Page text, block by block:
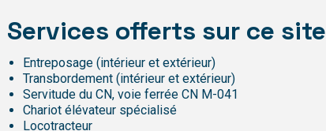
Services offerts sur ce site
Entreposage (intérieur et extérieur)
Transbordement (intérieur et extérieur)
Servitude du CN, voie ferrée CN M-041
Chariot élévateur spécialisé
Locotracteur